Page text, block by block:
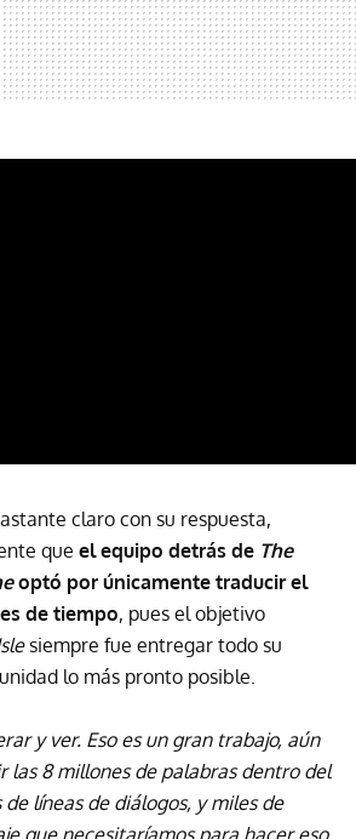
claro con su respuesta,
que el equipo detrás de The
optó por únicamente traducir el
de tiempo, pues el objetivo
siempre fue entregar todo su
lo más pronto posible.
y ver. Eso es un gran trabajo, aún
las 8 millones de palabras dentro del
líneas de diálogos, y miles de
que necesitaríamos para hacer eso,